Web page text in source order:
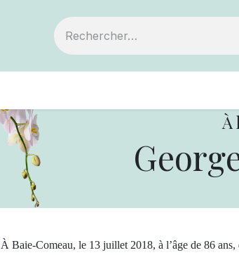
À
À Baie-Comeau, le 13 juillet 2018, à l’âge de 86